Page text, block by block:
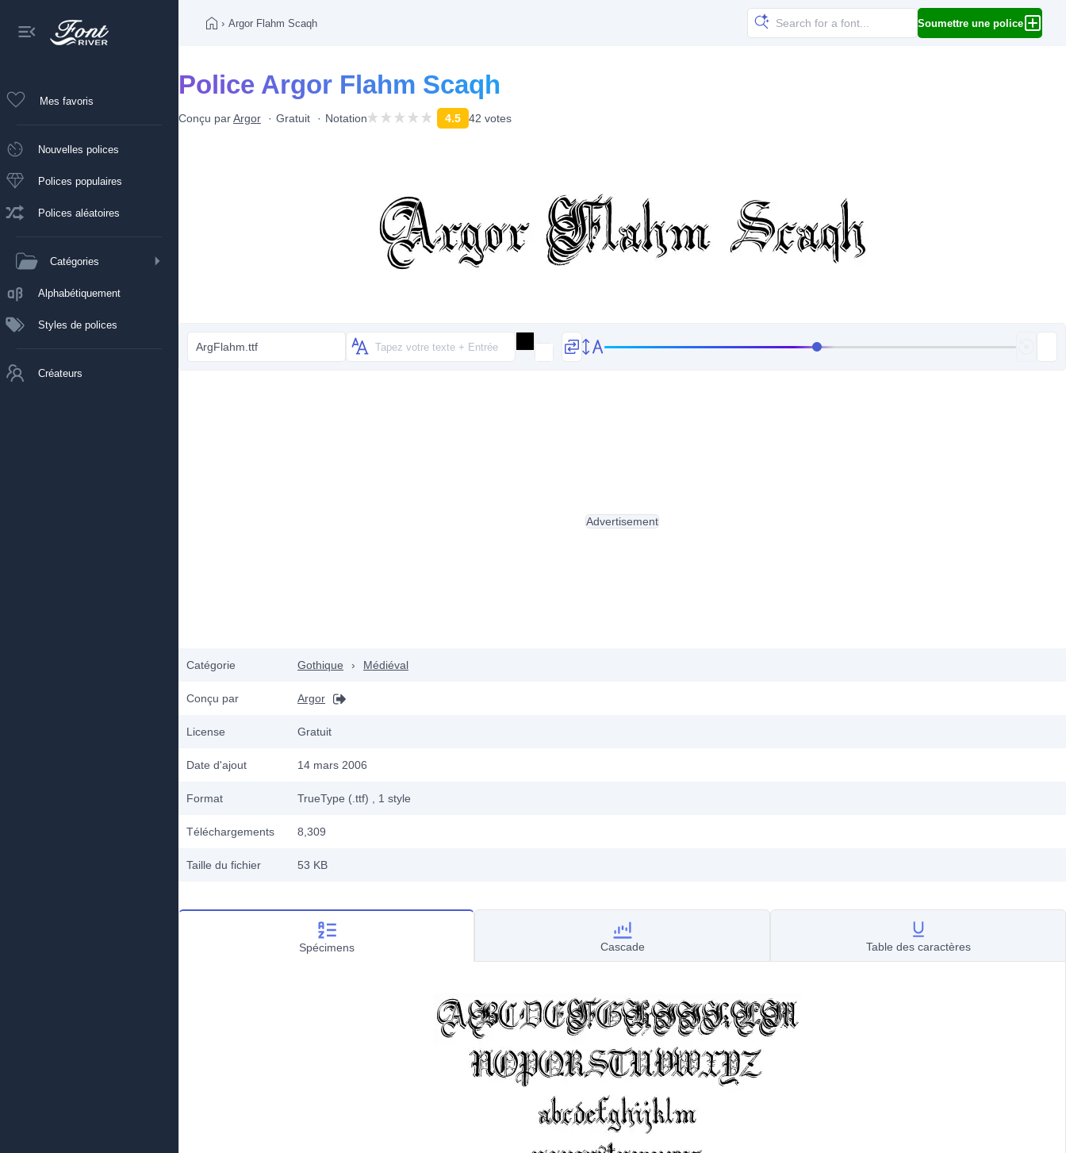
Mes favoris
Nouvelles polices
Polices populaires
Polices aléatoires
Catégories
Alphabétiquement
Styles de polices
Créateurs
› Argor Flahm Scaqh Soumettre une police
Police Argor Flahm Scaqh
Conçu parArgor Gratuit Notation 4.5 42 votes
ArgFlahm.ttf
Catégorie Gothique › Médiéval
Conçu par Argor
License Gratuit
Date d'ajout 14 mars 2006
Format TrueType (.ttf) , 1 style
Téléchargements 8,309
Taille du fichier 53 KB
Advertisement
Spécimens Cascade Table des caractères